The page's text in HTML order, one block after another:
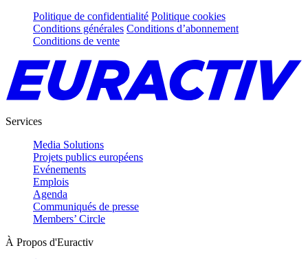
Politique de confidentialité Politique cookies
Conditions générales Conditions d’abonnement
Conditions de vente
Services
Media Solutions
Projets publics européens
Evénements
Emplois
Agenda
Communiqués de presse
Members’ Circle
À Propos d'Euractiv